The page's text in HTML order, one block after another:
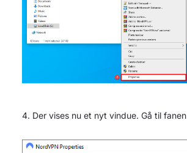
Der vises nu et nyt vindue. Gå til fanen